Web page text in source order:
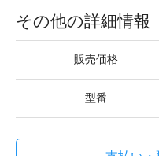
その他の詳細情報
販売価格
型番